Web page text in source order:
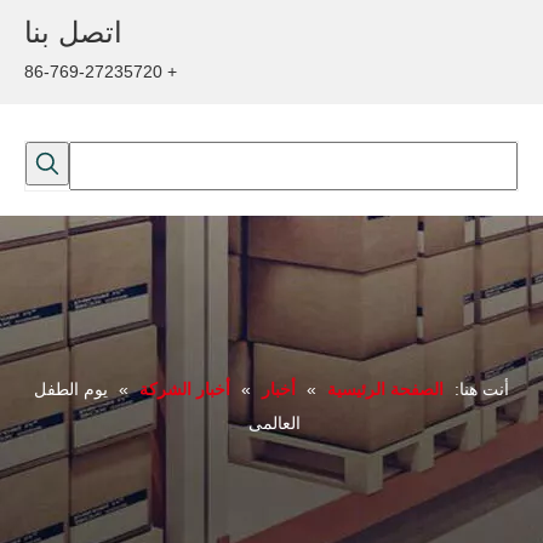
اتصل بنا
+ 86-769-27235720
أنت هنا: الصفحة الرئيسية » أخبار » أخبار الشركة »
يوم الطفل
العالمى